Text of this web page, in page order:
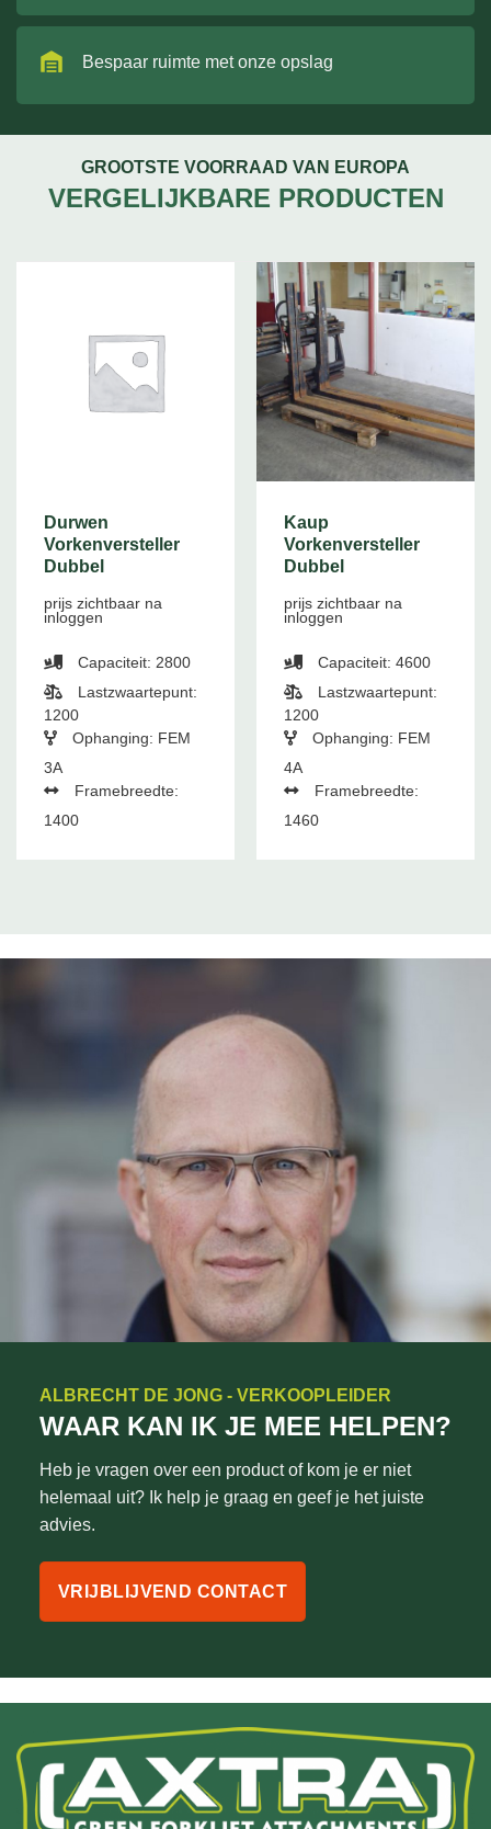
Bespaar ruimte met onze opslag
GROOTSTE VOORRAAD VAN EUROPA
VERGELIJKBARE PRODUCTEN
Durwen
Vorkenversteller
Dubbel
prijs zichtbaar na
inloggen
Capaciteit: 2800
Lastzwaartepunt:
1200
Ophanging: FEM
3A
Framebreedte:
1400
Kaup
Vorkenversteller
Dubbel
prijs zichtbaar na
inloggen
Capaciteit: 4600
Lastzwaartepunt:
1200
Ophanging: FEM
4A
Framebreedte:
1460
ALBRECHT DE JONG - VERKOOPLEIDER
WAAR KAN IK JE MEE HELPEN?
Heb je vragen over een product of kom je er niet
helemaal uit? Ik help je graag en geef je het juiste
advies.
VRIJBLIJVEND CONTACT